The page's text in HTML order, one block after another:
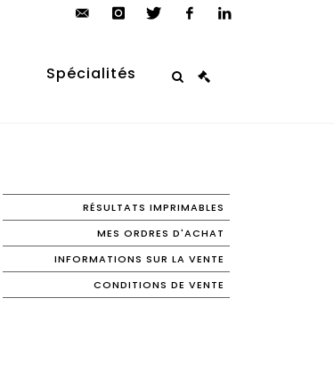
auction.com
Spécialités
RÉSULTATS IMPRIMABLES
MES ORDRES D'ACHAT
INFORMATIONS SUR LA VENTE
CONDITIONS DE VENTE